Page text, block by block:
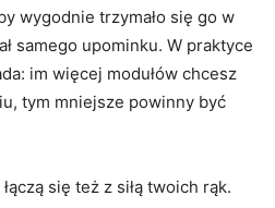
wygodnie trzymało się go w
samego upominku. W praktyce
im więcej modułów chcesz
tym mniejsze powinny być
się też z siłą twoich rąk.